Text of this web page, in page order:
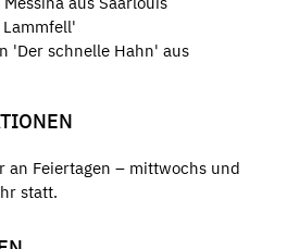
'Der schnelle Hahn' aus
an Feiertagen – mittwochs und
statt.